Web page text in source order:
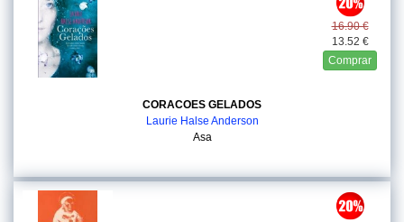
16.90 €
13.52 €
Comprar
CORACOES GELADOS
Laurie Halse Anderson
Asa